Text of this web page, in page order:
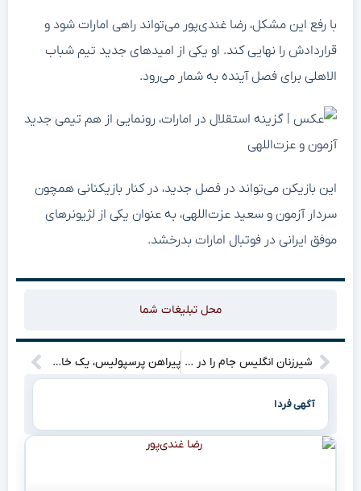
با رفع این مشکل، رضا غندی‌پور می‌تواند راهی امارات شود و
قراردادش را نهایی کند. او یکی از امیدهای جدید تیم شباب
الاهلی برای فصل آینده به شمار می‌رود.
این بازیکن می‌تواند در فصل جدید، در کنار بازیکنانی همچون
سردار آزمون و سعید عزت‌اللهی، به عنوان یکی از لژیونرهای
موفق ایرانی در فوتبال امارات بدرخشد.
محل تبلیغات شما
شیرزنان انگلیس جام را در خانه نگه داشتند؛ اسپانیا زانو زد!” پیراهن پرسپولیس، یک خاطره… یک دنیا افتخار! راز خداحافظی ابرقویی چیست؟”
آگهی فردا